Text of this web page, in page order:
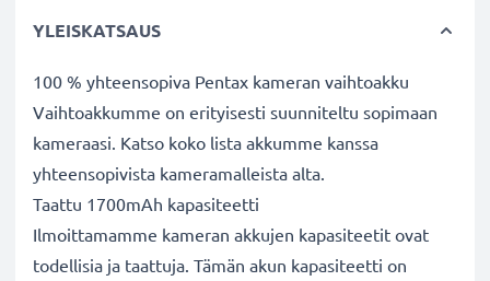
YLEISKATSAUS
100 % yhteensopiva Pentax kameran vaihtoakku
Vaihtoakkumme on erityisesti suunniteltu sopimaan
kameraasi. Katso koko lista akkumme kanssa
yhteensopivista kameramalleista alta.
Taattu 1700mAh kapasiteetti
Ilmoittamamme kameran akkujen kapasiteetit ovat
todellisia ja taattuja. Tämän akun kapasiteetti on